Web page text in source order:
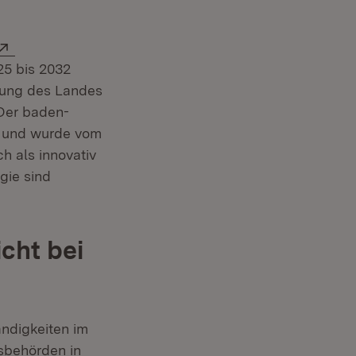
bis 2032
des Landes
baden-
wurde vom
als innovativ
sind
bei
im
in